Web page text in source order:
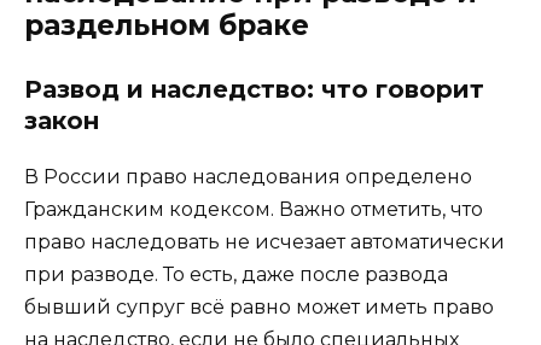
раздельном браке
Развод и наследство: что говорит
закон
В России право наследования определено
Гражданским кодексом. Важно отметить, что
право наследовать не исчезает автоматически
при разводе. То есть, даже после развода
бывший супруг всё равно может иметь право
на наследство, если не было специальных